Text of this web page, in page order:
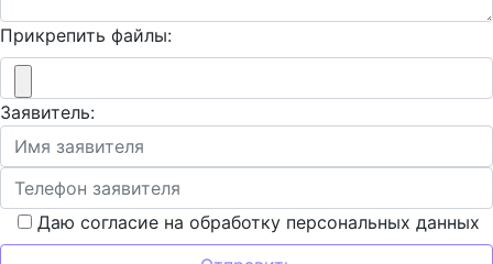
Прикрепить файлы:
Заявитель:
Даю согласие на обработку персональных данных